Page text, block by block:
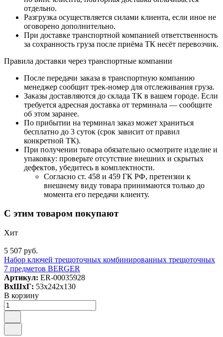
отдельно.
Разгрузка осуществляется силами клиента, если иное не
оговорено дополнительно.
При доставке транспортной компанией ответственность
за сохранность груза после приёма ТК несёт перевозчик.
Правила доставки через транспортные компании
После передачи заказа в транспортную компанию
менеджер сообщит трек-номер для отслеживания груза.
Заказы доставляются до склада ТК в вашем городе. Если
требуется адресная доставка от терминала — сообщите
об этом заранее.
По прибытии на терминал заказ может храниться
бесплатно до 3 суток (срок зависит от правил
конкретной ТК).
При получении товара обязательно осмотрите изделие и
упаковку: проверьте отсутствие внешних и скрытых
дефектов, убедитесь в комплектности.
Согласно ст. 458 и 459 ГК РФ, претензии к
внешнему виду товара принимаются только до
момента его передачи клиенту.
С этим товаром покупают
Хит
5 507 руб.
Набор ключей трещоточных комбинированных трещоточных
7 предметов BERGER
Артикул: ER-00035928
ВxШxГ: 53x242x130
В корзину